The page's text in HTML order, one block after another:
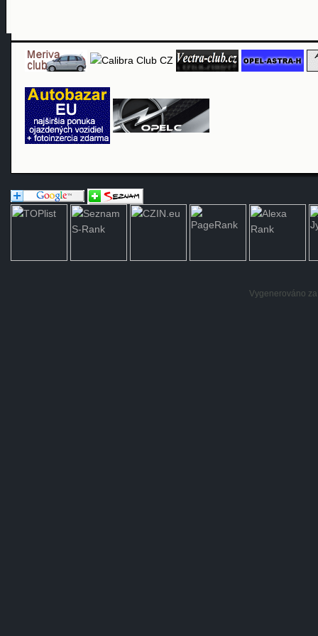
Vygenerováno